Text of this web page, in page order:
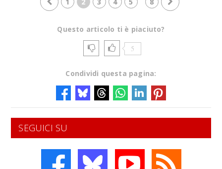
Questo articolo ti è piaciuto?
5
Condividi questa pagina:
SEGUICI SU